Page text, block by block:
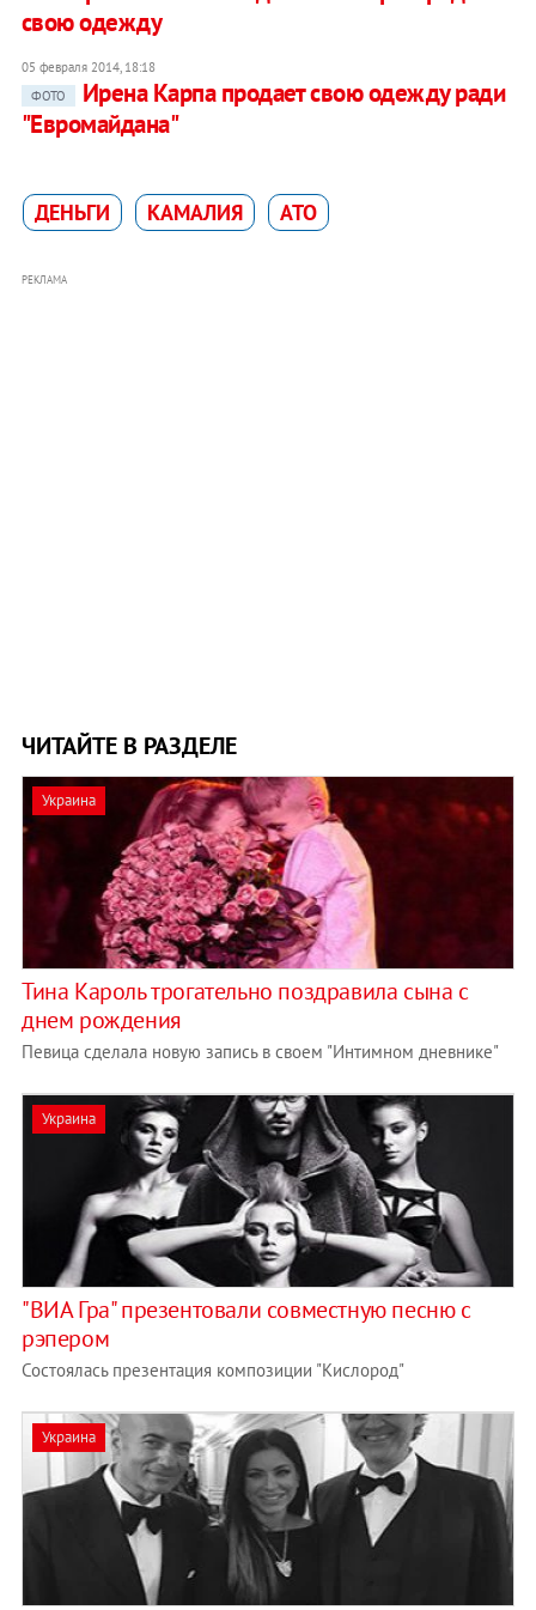
свою одежду
05 февраля 2014, 18:18
ФОТО
Ирена Карпа продает свою одежду ради
"Евромайдана"
ДЕНЬГИ КАМАЛИЯ АТО
РЕКЛАМА
ЧИТАЙТЕ В РАЗДЕЛЕ
Украина
Тина Кароль трогательно поздравила сына с
днем рождения
Певица сделала новую запись в своем "Интимном дневнике"
Украина
"ВИА Гра" презентовали совместную песню с
рэпером
Состоялась презентация композиции "Кислород"
Украина